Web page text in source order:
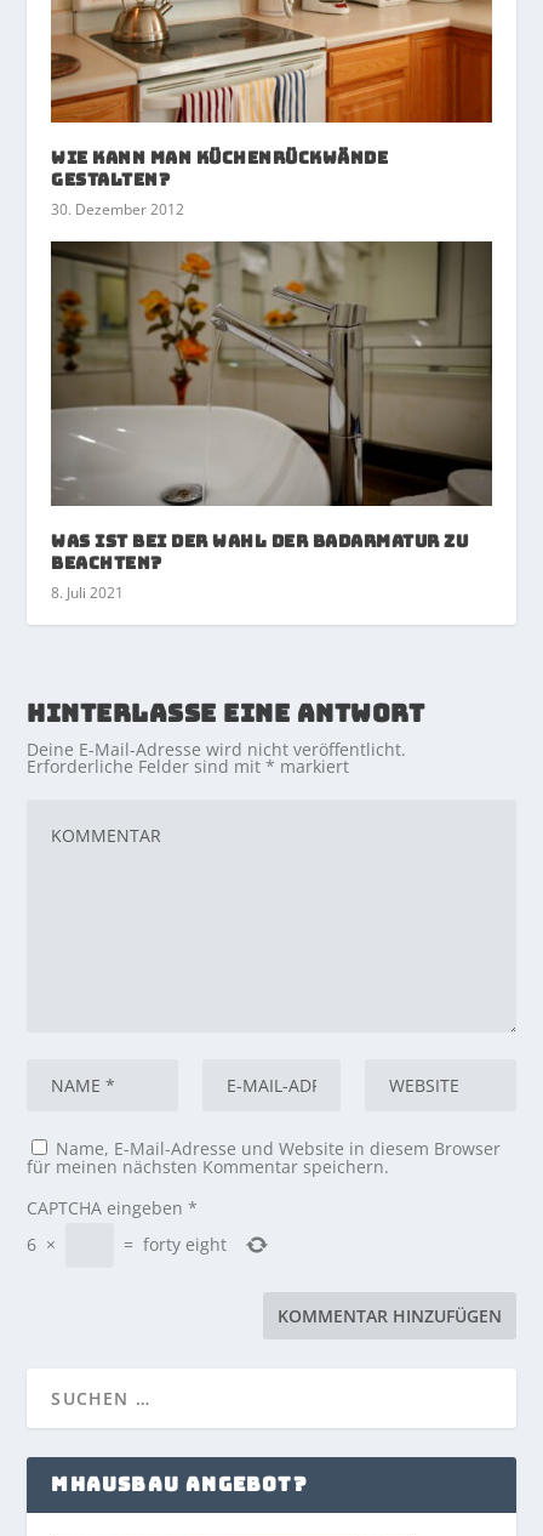
Wie kann man Küchenrückwände
gestalten?
30. Dezember 2012
Was ist bei der Wahl der Badarmatur zu
beachten?
8. Juli 2021
HINTERLASSE EINE ANTWORT
Deine E-Mail-Adresse wird nicht veröffentlicht.
Erforderliche Felder sind mit* markiert
Name, E-Mail-Adresse und Website in diesem Browser
für meinen nächsten Kommentar speichern.
CAPTCHA eingeben *
6 × = forty eight
MHAUSBAU ANGEBOT?